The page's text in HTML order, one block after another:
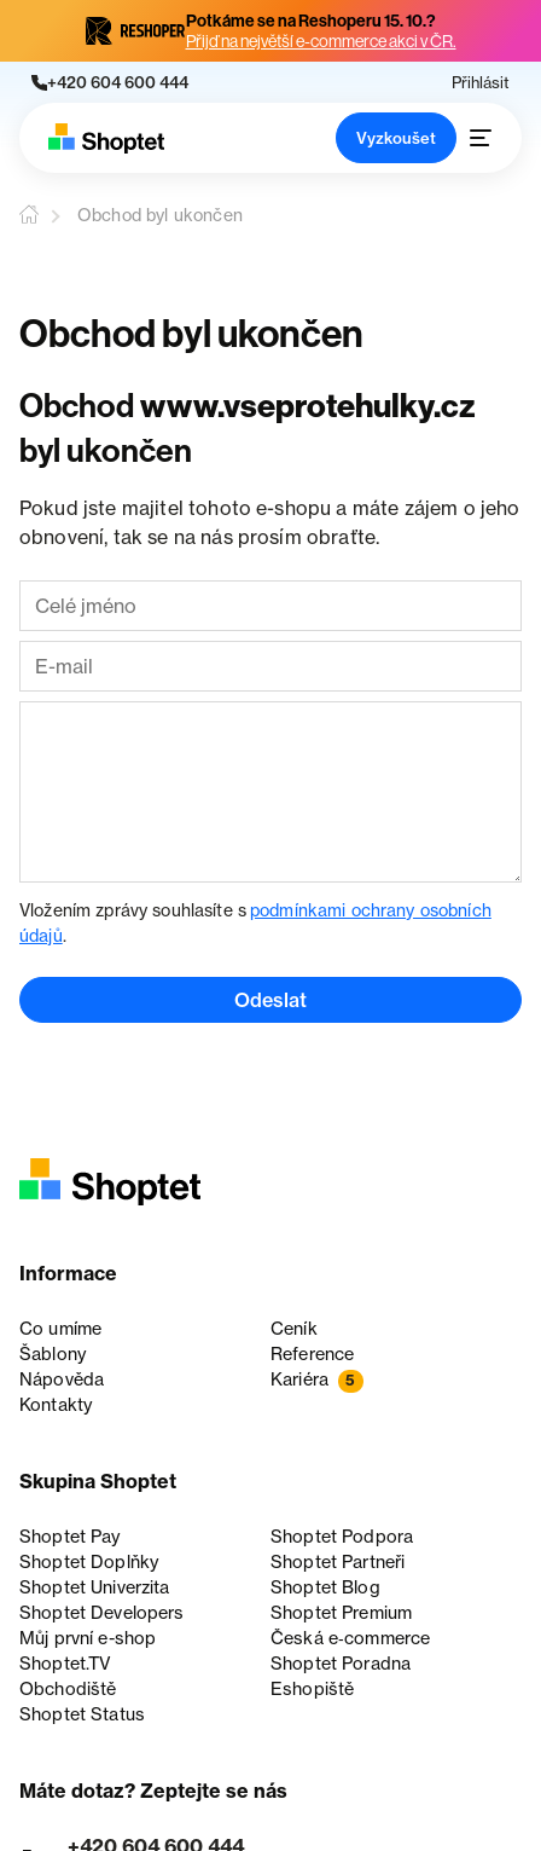
Potkáme se na Reshoperu 15. 10.?
Přijď na největší e-commerce akci v ČR.
+420 604 600 444 Přihlásit
Vyzkoušet
Obchod byl ukončen
Obchod byl ukončen
Obchodwww.vseprotehulky.cz
byl ukončen
Pokud jste majitel tohoto e-shopu a máte zájem o jeho
obnovení, tak se na nás prosím obraťte.
Vložením zprávy souhlasíte spodmínkami ochrany osobních
údajů.
Odeslat
Informace
Co umíme
Ceník
Šablony
Reference
Nápověda
Kariéra 5
Kontakty
Skupina Shoptet
Shoptet Pay
Shoptet Podpora
Shoptet Doplňky
Shoptet Partneři
Shoptet Univerzita
Shoptet Blog
Shoptet Developers
Shoptet Premium
Můj první e-shop
Česká e‑commerce
Shoptet.TV
Shoptet Poradna
Obchodiště
Eshopiště
Shoptet Status
Máte dotaz? Zeptejte se nás